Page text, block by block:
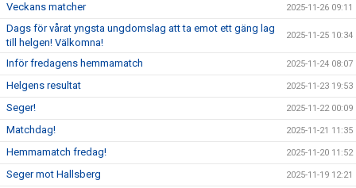
Veckans matcher 2025-11-26 09:11
Dags för vårat yngsta ungdomslag att ta emot ett gäng lag
till helgen! Välkomna!
2025-11-25 10:34
Inför fredagens hemmamatch 2025-11-24 08:07
Helgens resultat 2025-11-23 19:53
Seger! 2025-11-22 00:09
Matchdag! 2025-11-21 11:35
Hemmamatch fredag! 2025-11-20 11:52
Seger mot Hallsberg 2025-11-19 12:21